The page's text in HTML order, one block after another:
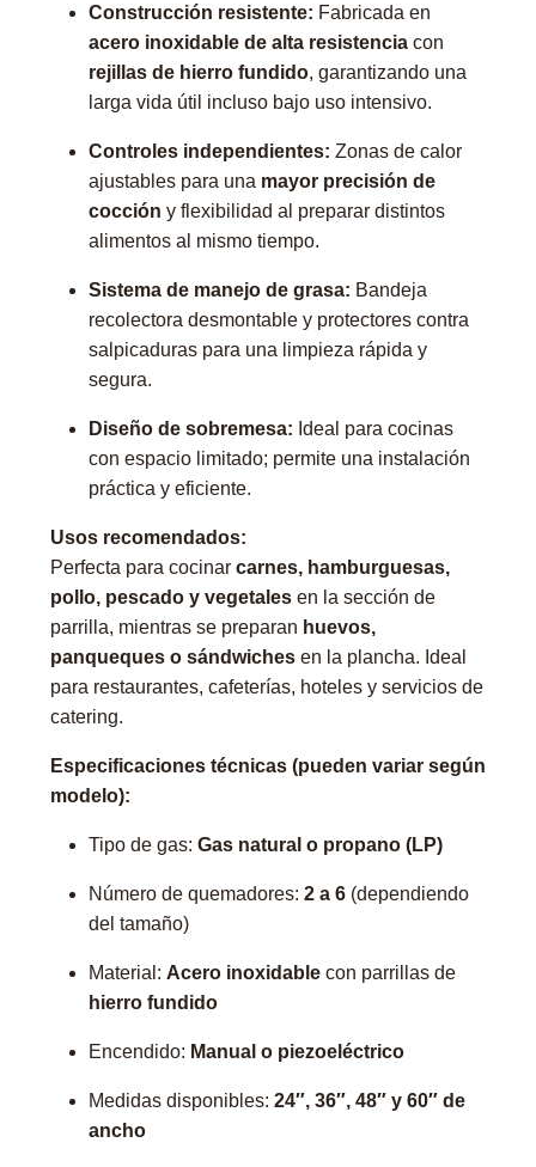
Construcción resistente: Fabricada en
acero inoxidable de alta resistencia con
rejillas de hierro fundido, garantizando una
larga vida útil incluso bajo uso intensivo.
Controles independientes: Zonas de calor
ajustables para una mayor precisión de
cocción y flexibilidad al preparar distintos
alimentos al mismo tiempo.
Sistema de manejo de grasa: Bandeja
recolectora desmontable y protectores contra
salpicaduras para una limpieza rápida y
segura.
Diseño de sobremesa: Ideal para cocinas
con espacio limitado; permite una instalación
práctica y eficiente.
Usos recomendados:
Perfecta para cocinar carnes, hamburguesas,
pollo, pescado y vegetales en la sección de
parrilla, mientras se preparan huevos,
panqueques o sándwiches en la plancha. Ideal
para restaurantes, cafeterías, hoteles y servicios de
catering.
Especificaciones técnicas (pueden variar según
modelo):
Tipo de gas: Gas natural o propano (LP)
Número de quemadores: 2 a 6 (dependiendo
del tamaño)
Material: Acero inoxidable con parrillas de
hierro fundido
Encendido: Manual o piezoeléctrico
Medidas disponibles: 24″, 36″, 48″ y 60″ de
ancho